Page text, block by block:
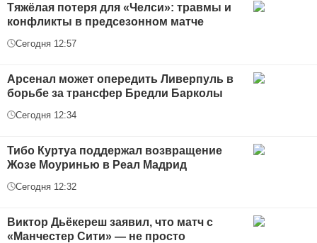
Тяжёлая потеря для «Челси»: травмы и
конфликты в предсезонном матче
Сегодня 12:57
Арсенал может опередить Ливерпуль в
борьбе за трансфер Бредли Барколы
Сегодня 12:34
Тибо Куртуа поддержал возвращение
Жозе Моуринью в Реал Мадрид
Сегодня 12:32
Виктор Дьёкереш заявил, что матч с
«Манчестер Сити» — не просто